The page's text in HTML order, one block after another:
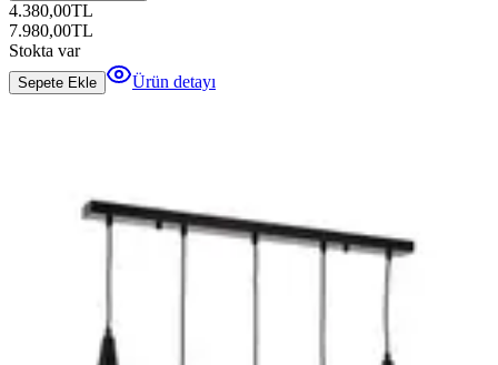
4.380,00TL
7.980,00TL
Stokta var
Sepete Ekle Ürün detayı